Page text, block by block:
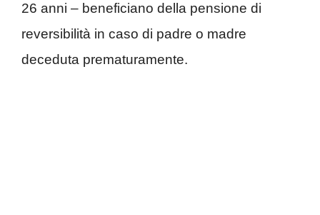
26 anni – beneficiano della pensione di
reversibilità in caso di padre o madre
deceduta prematuramente.